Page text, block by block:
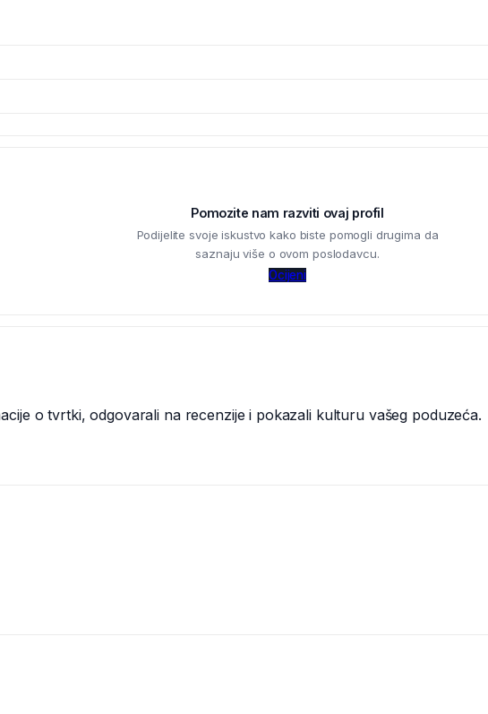
Pomozite nam razviti ovaj profil
Podijelite svoje iskustvo kako biste pomogli drugima da
saznaju više o ovom poslodavcu.
Ocijeni
o tvrtki, odgovarali na recenzije i pokazali kulturu vašeg poduzeća.